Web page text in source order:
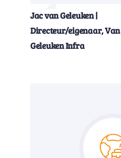
Jac van Geleuken |
Directeur/eigenaar, Van
Geleuken Infra